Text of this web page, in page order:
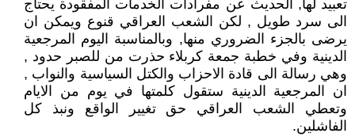
تعبيد لها, الحديث عن مفرادات الخدمات المفقودة يحتاج
الى سرد طويل , لكن الشعب العراقي قنوع ويمكن ان
يرضى بالجزء الضروري منها, وبالمناسبة اليوم المرجعية
الدينية وفي خطبة جمعة كربلاء حذرت من للصبر حدود ,
وهي رسالة الى قادة الاحزاب والكتل السياسية والنواب ,
ان المرجعية الدينية ستقول كلمتها في يوم من الايام
وتعطي الشعب العراقي حق تغيير الواقع ونبذ كل
الفاشلين.